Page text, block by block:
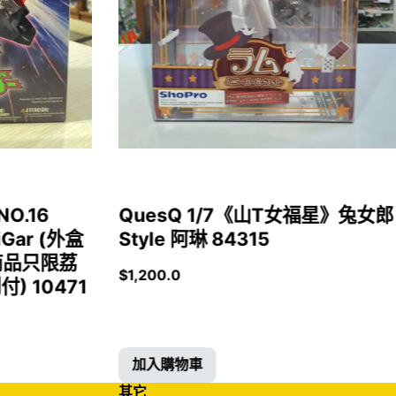
(外盒
只限荔
) 10471
QuesQ 1/7《山T女福星》兔女郎
Style 阿琳 84315
$1,200.0
加入購物車
其它